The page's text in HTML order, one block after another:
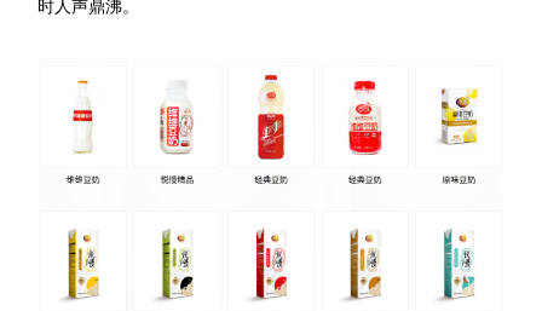
时人声鼎沸。